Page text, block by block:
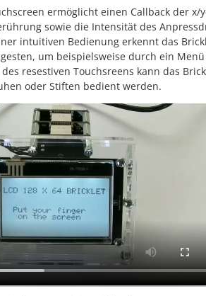
ermöglicht einen Callback der x/
sowie die Intensität des
intuitiven Bedienung erkennt das
um beispielsweise durch ein
resestiven Touchsreens kann das
oder Stiften bedient werden.